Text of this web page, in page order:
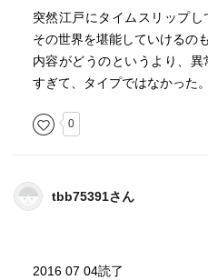
当時は安価な消耗品の根付
打ちものの骨董品としてみ
の恋人にプレゼントしたり。
ここまできたら、もうオール
まうほどです。
に、万事主人公にとって好
「転」がないため、読んで
あとがきに、「速見はもて
現れたものだ」と書かれてお
突然江戸にタイムスリップ
その世界を堪能していけるの
内容がどうのというより、
すぎて、タイプではなかった。
0
tbb75391さん
2016 07 04読了